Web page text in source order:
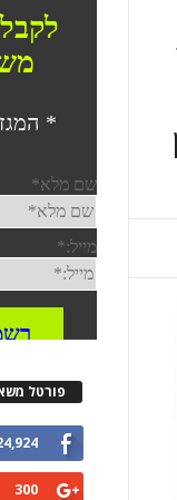
פורטל
300